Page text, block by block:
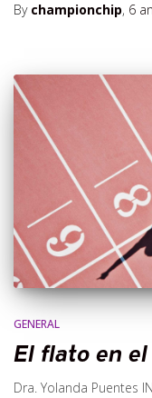
By championchip, 6
GENERAL
El flato en
Dra. Yolanda Puentes